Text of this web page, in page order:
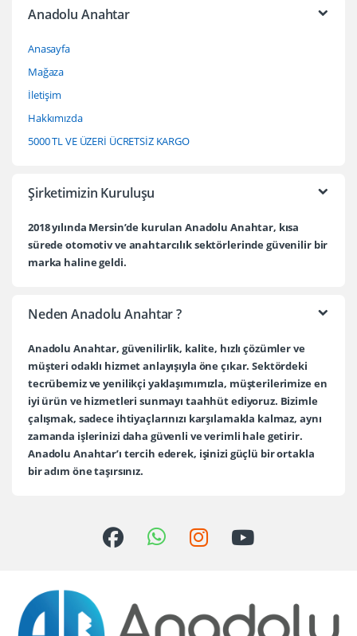
Anadolu Anahtar
Anasayfa
Mağaza
İletişim
Hakkımızda
5000 TL VE ÜZERİ ÜCRETSİZ KARGO
Şirketimizin Kuruluşu
2018 yılında Mersin’de kurulan Anadolu Anahtar, kısa
sürede otomotiv ve anahtarcılık sektörlerinde güvenilir bir
marka haline geldi.
Neden Anadolu Anahtar ?
Anadolu Anahtar, güvenilirlik, kalite, hızlı çözümler ve
müşteri odaklı hizmet anlayışıyla öne çıkar. Sektördeki
tecrübemiz ve yenilikçi yaklaşımımızla, müşterilerimize en
iyi ürün ve hizmetleri sunmayı taahhüt ediyoruz. Bizimle
çalışmak, sadece ihtiyaçlarınızı karşılamakla kalmaz, aynı
zamanda işlerinizi daha güvenli ve verimli hale getirir.
Anadolu Anahtar’ı tercih ederek, işinizi güçlü bir ortakla
bir adım öne taşırsınız.